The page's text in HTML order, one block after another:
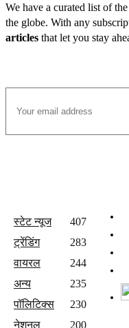
We have a curated list of
the globe. With any
articles that let you stay
स्टेट न्यूज
407
ट्रेंडिंग
283
वायरल
244
अन्य
235
पॉलिटिक्स
230
नेशनल
200